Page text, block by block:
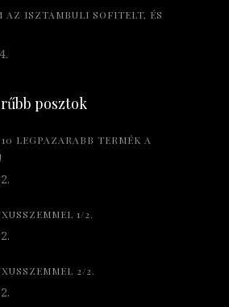
AZ ISZTAMBULI SOFITELT, ÉS
posztok
LEGPAZARABB TERMÉK A
1/2.
2/2.